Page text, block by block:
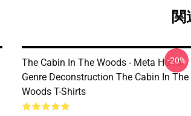
関
The Cabin In The Woods - Meta Horror
Genre Deconstruction The Cabin In The
Woods T-Shirts
-20%